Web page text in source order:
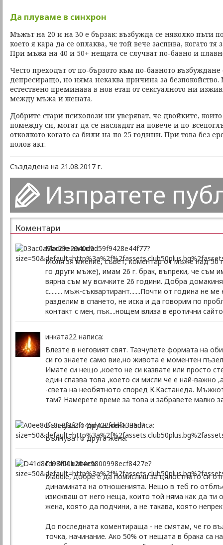
Да плуваме в синхрон
Мъжът на 20 и на 30 е бързак: възбужда се няколко пъти
което я кара да се оплаква, че той вече заспива, когато тя
При мъжа на 40 и 50+ нещата се случват по-бавно и
Често преходът от по-бързото към по-бавното
депресиращо, но няма некаква причина за
естествено преминава в нов етап от сексуалното ни
между мъжа и жената.
Добрите стари психолози ни уверяват, че двойките,
помежду си, могат да се насладят на повече и по-
отколкото когато са били на по 25 години. При това без
полов акт.
Създадена на 21.08.2017 г.
Изпратете
Коментари
Maddie написа:
Моля зя мнение, съвет, коментар от мъже над 50
го други мъже), имам 26 г. брак, въпреки, че съм
вярна съм му всичките 26 години. Добра
с......... мъж-съквартирант.......Почти от година не
разделим в спането, не иска и да говорим по
контакт с мен, пък....нощем влиза в еротични
инката22 написа:
Влезте в неговият свят. Тазчупете формата на
си го знаете само вие,но живота е моментен
Имате си нещо ,което не си казвате или просто
един спазва това ,което си мисли че е най-важно
-света на необятното според К.Кастанеда.
там? Намерете време за това и забравете малко
Вълнува го друга жена. написа:
Вълнува го друга жена.
Г-н МИ написа:
Maddie, добре е да помислиш за цялостното си
динамиката на отношенията. Нещо в теб го
изискваш от него неща, които той няма как да
жена, която да подчини, а не такава, която
До последната коментираща - не смятам, че го
точка, начинание. Ако 50% от нещата в брака са